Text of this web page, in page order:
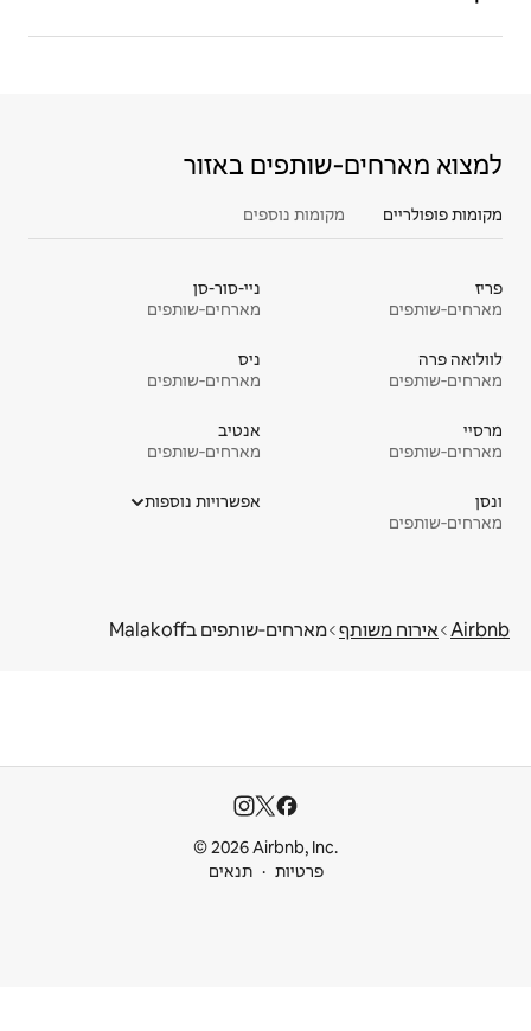
למצוא מארחים‑שותפים באזור
מקומות פופולריים מקומות נוספים
פריז
מארחים‑שותפים
ניי-סור-סן
מארחים‑שותפים
לוולואה פרה
מארחים‑שותפים
ניס
מארחים‑שותפים
מרסיי
מארחים‑שותפים
אנטיב
מארחים‑שותפים
ונסן
מארחים‑שותפים
אפשרויות נוספות
Airbnb אירוח משותף מארחים‑שותפים בMalakoff
© 2026 Airbnb, Inc.
פרטיות
תנאים